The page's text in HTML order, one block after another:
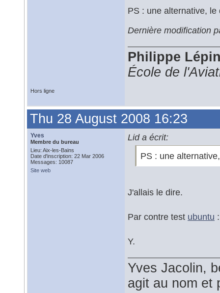
PS : une alternative,
Dernière modification
Philippe
École de
Hors ligne
Thu 28 August 2008 16:23
Yves
Membre du bureau
Lieu: Aix-les-Bains
Date d'inscription: 22 Mar 2006
Messages: 10087
Site web
Lid a écrit:
PS : une
J'allais le dire.
Par contre test ubuntu
Y.
Yves Jacolin,
agit au nom et